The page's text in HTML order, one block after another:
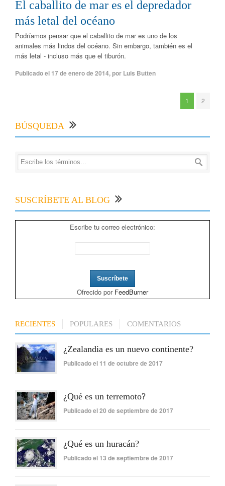
El caballito de mar es el depredador
más letal del océano
Podríamos pensar que el caballito de mar es uno de los
animales más lindos del océano. Sin embargo, también es el
más letal - incluso más que el tiburón.
Publicado el 17 de enero de 2014,por Luis Butten
1 2
BÚSQUEDA
SUSCRÍBETE AL BLOG
Escribe tu correo electrónico:
Ofrecido por FeedBurner
RECIENTES POPULARES COMENTARIOS
¿Zealandia es un nuevo continente?
Publicado el 11 de octubre de 2017
¿Qué es un terremoto?
Publicado el 20 de septiembre de 2017
¿Qué es un huracán?
Publicado el 13 de septiembre de 2017